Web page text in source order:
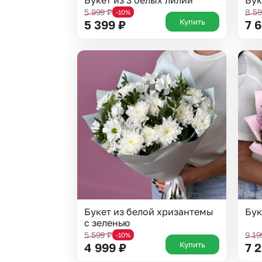
5 999₽ -10%
5 399 ₽ Купить
8
7
Букет из белой хризантемы
с зеленью
5 599₽ -10%
4 999 ₽ Купить
9
7